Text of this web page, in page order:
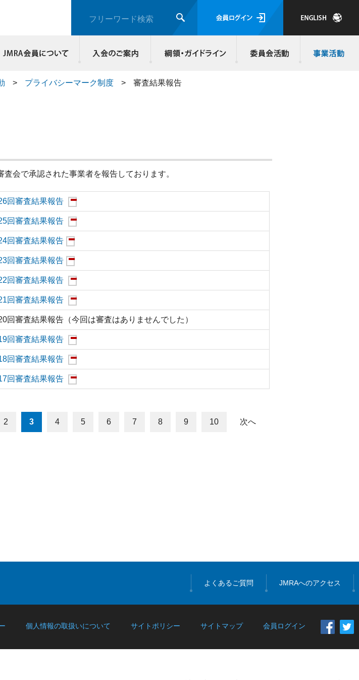
フリーワード検索 会員ログイ
> プライバシーマーク制度 > 審査結果報告
査会で承認された事業者を報告しております。
回審査結果報告
回審査結果報告
回審査結果報告
回審査結果報告
回審査結果報告
回審査結果報告
回審査結果報告（今回は審査はありませんでした）
回審査結果報告
回審査結果報告
回審査結果報告
2 3 4 5 6 7 8 9 10 次へ
よくあるご質問 JMRAへのアクセス
個人情報の取扱いについて サイトポリシー サイトマップ 会員ログイン